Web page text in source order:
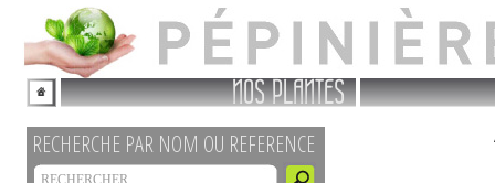
NOS PLANTES
RECHERCHE PAR NOM OU REFERENCE